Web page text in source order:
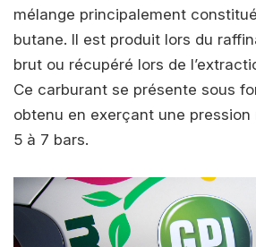
mélange principalement
butane. Il est produit lors du
brut ou récupéré lors de
Ce carburant se présente sous
obtenu en exerçant une pression
5 à 7 bars.